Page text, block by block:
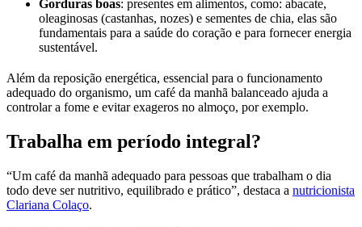
Gorduras boas: presentes em alimentos, como: abacate,
oleaginosas (castanhas, nozes) e sementes de chia, elas são
fundamentais para a saúde do coração e para fornecer energia
sustentável.
Além da reposição energética, essencial para o funcionamento
adequado do organismo, um café da manhã balanceado ajuda a
controlar a fome e evitar exageros no almoço, por exemplo.
Trabalha em período integral?
“Um café da manhã adequado para pessoas que trabalham o dia
todo deve ser nutritivo, equilibrado e prático”, destaca a nutricionista
Clariana Colaço.